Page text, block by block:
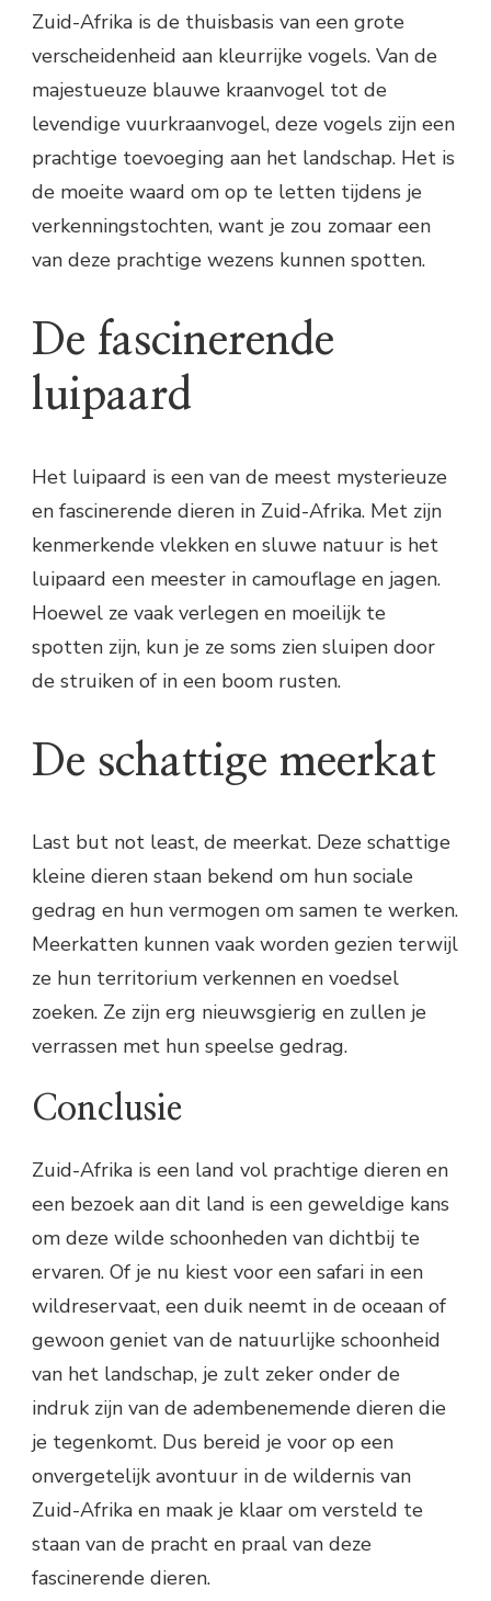
Zuid-Afrika is de thuisbasis van een grote
verscheidenheid aan kleurrijke vogels. Van de
majestueuze blauwe kraanvogel tot de
levendige vuurkraanvogel, deze vogels zijn een
prachtige toevoeging aan het landschap. Het is
de moeite waard om op te letten tijdens je
verkenningstochten, want je zou zomaar een
van deze prachtige wezens kunnen spotten.
De fascinerende
luipaard
Het luipaard is een van de meest mysterieuze
en fascinerende dieren in Zuid-Afrika. Met zijn
kenmerkende vlekken en sluwe natuur is het
luipaard een meester in camouflage en jagen.
Hoewel ze vaak verlegen en moeilijk te
spotten zijn, kun je ze soms zien sluipen door
de struiken of in een boom rusten.
De schattige meerkat
Last but not least, de meerkat. Deze schattige
kleine dieren staan ​​bekend om hun sociale
gedrag en hun vermogen om samen te werken.
Meerkatten kunnen vaak worden gezien terwijl
ze hun territorium verkennen en voedsel
zoeken. Ze zijn erg nieuwsgierig en zullen je
verrassen met hun speelse gedrag.
Conclusie
Zuid-Afrika is een land vol prachtige dieren en
een bezoek aan dit land is een geweldige kans
om deze wilde schoonheden van dichtbij te
ervaren. Of je nu kiest voor een safari in een
wildreservaat, een duik neemt in de oceaan of
gewoon geniet van de natuurlijke schoonheid
van het landschap, je zult zeker onder de
indruk zijn van de adembenemende dieren die
je tegenkomt. Dus bereid je voor op een
onvergetelijk avontuur in de wildernis van
Zuid-Afrika en maak je klaar om versteld te
staan ​​van de pracht en praal van deze
fascinerende dieren.